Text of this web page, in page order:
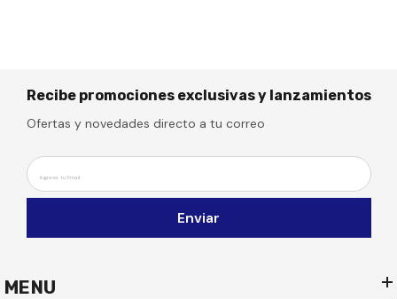
Recibe promociones exclusivas y lanzamientos
Ofertas y novedades directo a tu correo
Ingresa tu Email
Enviar
MENU